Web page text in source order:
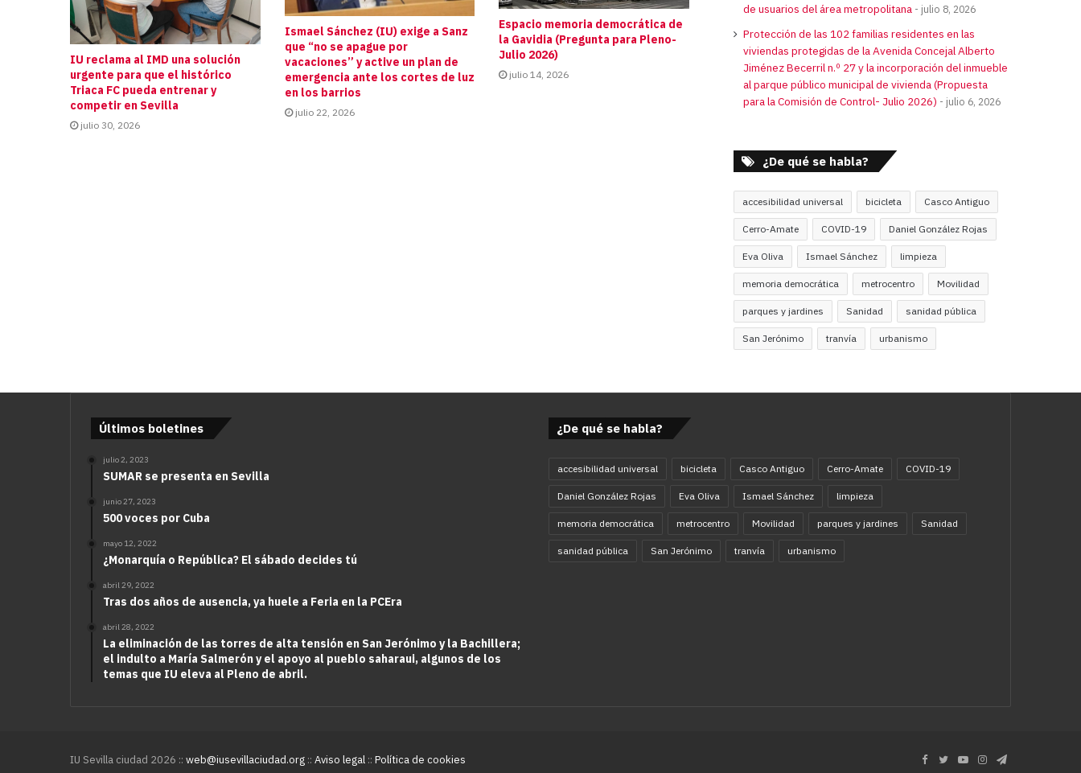
IU reclama al IMD una solución
urgente para que el histórico
Triaca FC pueda entrenar y
competir en Sevilla
julio 30, 2026
Ismael Sánchez (IU) exige a Sanz
que “no se apague por
vacaciones” y active un plan de
emergencia ante los cortes de luz
en los barrios
julio 22, 2026
Espacio memoria democrática de
la Gavidia (Pregunta para Pleno-
Julio 2026)
julio 14, 2026
de usuarios del área metropolitana
julio 8, 2026
Protección de las 102 familias residentes en las
viviendas protegidas de la Avenida Concejal Alberto
Jiménez Becerril n.º 27 y la incorporación del inmueble
al parque público municipal de vivienda (Propuesta
para la Comisión de Control- Julio 2026)
julio 6, 2026
¿De qué se habla?
accesibilidad universal bicicleta Casco Antiguo
Cerro-Amate COVID-19 Daniel González Rojas
Eva Oliva Ismael Sánchez limpieza
memoria democrática metrocentro Movilidad
parques y jardines Sanidad sanidad pública
San Jerónimo tranvía urbanismo
Últimos boletines
julio 2, 2023
SUMAR se presenta en Sevilla
junio 27, 2023
500 voces por Cuba
mayo 12, 2022
¿Monarquía o República? El sábado decides tú
abril 29, 2022
Tras dos años de ausencia, ya huele a Feria en la PCEra
abril 28, 2022
La eliminación de las torres de alta tensión en San Jerónimo y la Bachillera;
el indulto a María Salmerón y el apoyo al pueblo saharaui, algunos de los
temas que IU eleva al Pleno de abril.
¿De qué se habla?
accesibilidad universal bicicleta Casco Antiguo Cerro-Amate COVID-19
Daniel González Rojas Eva Oliva Ismael Sánchez limpieza
memoria democrática metrocentro Movilidad parques y jardines Sanidad
sanidad pública San Jerónimo tranvía urbanismo
IU Sevilla ciudad 2026 :: web@iusevillaciudad.org :: Aviso legal :: Política de cookies Facebook
TwitterYouTubeInstagram
Telegram